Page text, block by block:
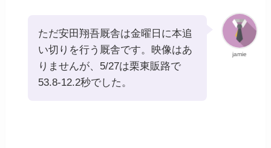
jamie
ただ安田翔吾厩舎は金曜日に本追
い切りを行う厩舎です。映像はあ
りませんが、5/27は栗東販路で
53.8-12.2秒でした。